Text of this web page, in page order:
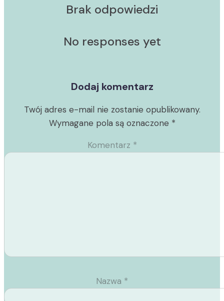
Brak odpowiedzi
No responses yet
Dodaj komentarz
Twój adres e-mail nie zostanie opublikowany.
Wymagane pola są oznaczone *
Komentarz *
Nazwa *